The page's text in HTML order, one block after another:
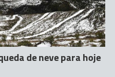
de neve para hoje